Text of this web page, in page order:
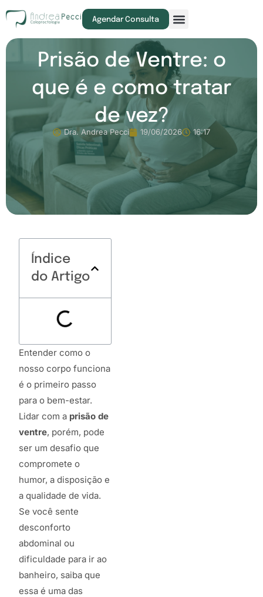
Agendar Consulta
Prisão de Ventre: o
que é e como tratar
de vez?
Dra. Andrea Pecci 19/06/2026 16:17
Índice
do Artigo
Entender como o
nosso corpo funciona
é o primeiro passo
para o bem-estar.
Lidar com a prisão de
ventre, porém, pode
ser um desafio que
compromete o
humor, a disposição e
a qualidade de vida.
Se você sente
desconforto
abdominal ou
dificuldade para ir ao
banheiro, saiba que
essa é uma das